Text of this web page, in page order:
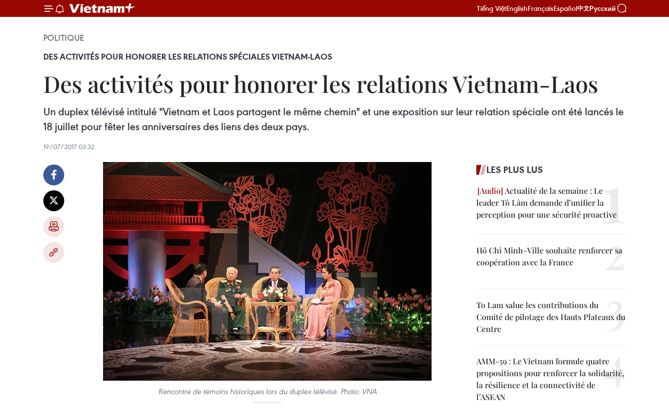
Tiếng ViệtEnglishFrançaisEspañol中文Русский
POLITIQUE
DES ACTIVITÉS POUR HONORER LES RELATIONS SPÉCIALES VIETNAM-LAOS
Des activités pour honorer les relations Vietnam-Laos
Un duplex télévisé intitulé "Vietnam et Laos partagent le même chemin" et une exposition sur leur relation spéciale ont été lancés le
18 juillet pour fêter les anniversaires des liens des deux pays.
19/07/2017 03:32
Rencontre de témoins historiques lors du duplex télévisé. Photo: VNA
LES PLUS LUS
Actualité de la semaine : Le
leader Tô Lâm demande d’unifier la
perception pour une sécurité proactive
Hô Chi Minh-Ville souhaite renforcer sa
coopération avec la France
To Lam salue les contributions du
Comité de pilotage des Hauts Plateaux du
Centre
AMM-59 : Le Vietnam formule quatre
propositions pour renforcer la solidarité,
la résilience et la connectivité de
l’ASEAN